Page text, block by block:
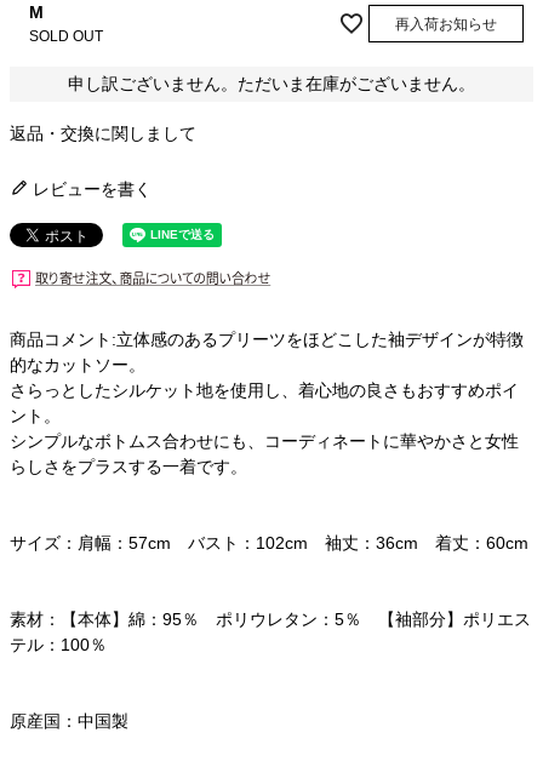
M
SOLD OUT
再入荷お知らせ
申し訳ございません。ただいま在庫がございません。
返品・交換に関しまして
レビューを書く
商品コメント:立体感のあるプリーツをほどこした袖デザインが特徴
的なカットソー。
さらっとしたシルケット地を使用し、着心地の良さもおすすめポイ
ント。
シンプルなボトムス合わせにも、コーディネートに華やかさと女性
らしさをプラスする一着です。
サイズ：肩幅：57cm バスト：102cm 袖丈：36cm 着丈：60cm
素材：【本体】綿：95％ ポリウレタン：5％ 【袖部分】ポリエス
テル：100％
原産国：中国製